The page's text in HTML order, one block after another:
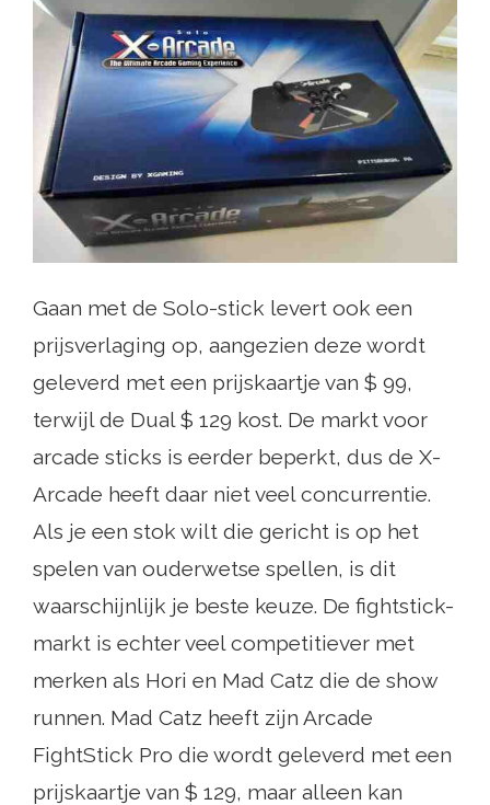
Gaan met de Solo-stick levert ook een
prijsverlaging op, aangezien deze wordt
geleverd met een prijskaartje van $ 99,
terwijl de Dual $ 129 kost. De markt voor
arcade sticks is eerder beperkt, dus de X-
Arcade heeft daar niet veel concurrentie.
Als je een stok wilt die gericht is op het
spelen van ouderwetse spellen, is dit
waarschijnlijk je beste keuze. De fightstick-
markt is echter veel competitiever met
merken als Hori en Mad Catz die de show
runnen. Mad Catz heeft zijn Arcade
FightStick Pro die wordt geleverd met een
prijskaartje van $ 129, maar alleen kan